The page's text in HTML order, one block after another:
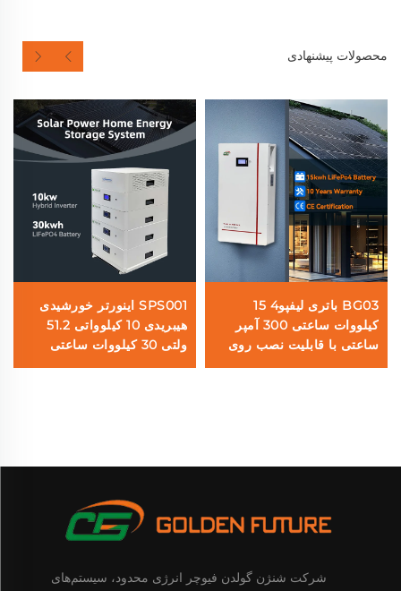
محصولات پیشنهادی
BG03 باتری لیفپو4 15
کیلووات ساعتی 300 آمپر
ساعتی با قابلیت نصب روی
SPS001 اینورتر خورشیدی
هیبریدی 10 کیلوواتی 51.2
ولتی 30 کیلووات ساعتی
شرکت شنژن گولدن فیوچر انرژی محدود، سیستم‌های